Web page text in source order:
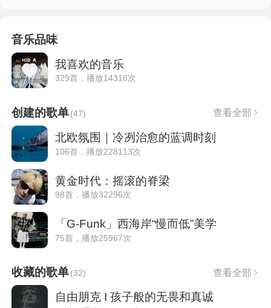
音乐品味
我喜欢的音乐
329首，播放14316次
创建的歌单(47) 查看全部
北欧氛围｜冷冽治愈的蓝调时刻
106首，播放228113次
黄金时代：摇滚的脊梁
98首，播放32296次
「G-Funk」西海岸“慢而低”美学
75首，播放25967次
收藏的歌单(32) 查看全部
自由朋克 I 孩子般的无畏和真诚